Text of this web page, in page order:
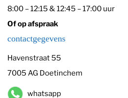
8:00 – 12:15 & 12:45 – 17:00 uur
Of op afspraak
contactgegevens
Havenstraat 55
7005 AG Doetinchem
whatsapp